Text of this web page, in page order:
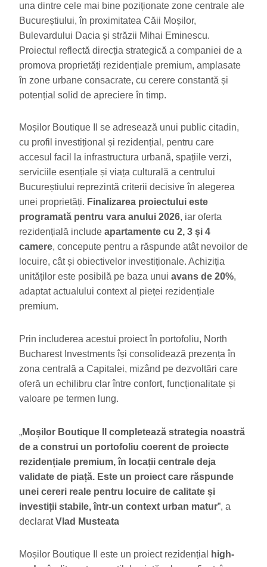
una dintre cele mai bine poziționate zone centrale ale
Bucureștiului, în proximitatea Căii Moșilor,
Bulevardului Dacia și străzii Mihai Eminescu.
Proiectul reflectă direcția strategică a companiei de a
promova proprietăți rezidențiale premium, amplasate
în zone urbane consacrate, cu cerere constantă și
potențial solid de apreciere în timp.
Moșilor Boutique II se adresează unui public citadin,
cu profil investițional și rezidențial, pentru care
accesul facil la infrastructura urbană, spațiile verzi,
serviciile esențiale și viața culturală a centrului
Bucureștiului reprezintă criterii decisive în alegerea
unei proprietăți. Finalizarea proiectului este
programată pentru vara anului 2026, iar oferta
rezidențială include apartamente cu 2, 3 și 4
camere, concepute pentru a răspunde atât nevoilor de
locuire, cât și obiectivelor investiționale. Achiziția
unităților este posibilă pe baza unui avans de 20%,
adaptat actualului context al pieței rezidențiale
premium.
Prin includerea acestui proiect în portofoliu, North
Bucharest Investments își consolidează prezența în
zona centrală a Capitalei, mizând pe dezvoltări care
oferă un echilibru clar între confort, funcționalitate și
valoare pe termen lung.
„Moșilor Boutique II completează strategia noastră
de a construi un portofoliu coerent de proiecte
rezidențiale premium, în locații centrale deja
validate de piață. Este un proiect care răspunde
unei cereri reale pentru locuire de calitate și
investiții stabile, într-un context urban matur”, a
declaratVlad Musteata
Moșilor Boutique II este un proiect rezidențial
high-